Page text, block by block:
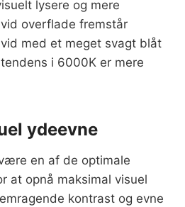
lysere og mere
overflade fremstår
med et meget svagt blåt
i 6000K er mere
ydeevne
en af de optimale
at opnå maksimal visuel
kontrast og evne